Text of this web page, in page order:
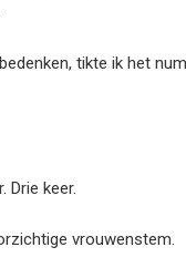
tikte ik het
Drie keer.
vrouwenstem.